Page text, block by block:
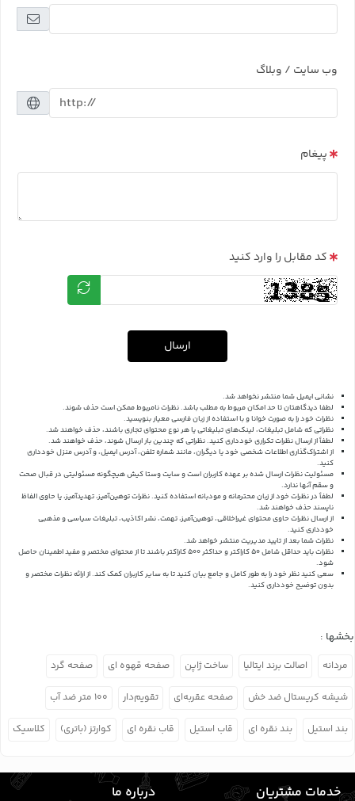
وب سایت / وبلاگ
پیغام
کد مقابل را وارد کنید
ارسال
نشانی ایمیل شما منتشر نخواهد شد.
لطفا دیدگاهتان تا حد امکان مربوط به مطلب باشد. نظرات نامربوط ممکن است حذف شوند.
نظرات خود را به صورت خوانا و با استفاده از زبان فارسی معیار بنویسید.
نظراتی که شامل تبلیغات، لینک‌های تبلیغاتی یا هر نوع محتوای تجاری باشند، حذف خواهند شد.
لطفاً از ارسال نظرات تکراری خودداری کنید. نظراتی که چندین بار ارسال شوند، حذف خواهند شد.
از اشتراک‌گذاری اطلاعات شخصی خود یا دیگران، مانند شماره تلفن، آدرس ایمیل، و آدرس منزل خودداری
کنید.
مسئولیت نظرات ارسال شده بر عهده کاربران است و سایت وستا کیش هیچگونه مسئولیتی در قبال صحت
و سقم آنها ندارد.
لطفاً در نظرات خود از زبان محترمانه و مودبانه استفاده کنید. نظرات توهین‌آمیز، تهدیدآمیز، یا حاوی الفاظ
ناپسند حذف خواهند شد.
از ارسال نظرات حاوی محتوای غیراخلاقی، توهین‌آمیز، تهمت، نشر اکاذیب، تبلیغات سیاسی و مذهبی
خودداری کنید.
نظرات شما بعد از تایید مدیریت منتشر خواهد شد.
نظرات باید حداقل شامل 50 کاراکتر و حداکثر 500 کاراکتر باشند تا از محتوای مختصر و مفید اطمینان حاصل
شود.
سعی کنید نظر خود را به طور کامل و جامع بیان کنید تا به سایر کاربران کمک کند.از ارائه نظرات مختصر و
بدون توضیح خودداری کنید.
بخشها :
مردانه اصالت برند ایتالیا ساخت ژاپن صفحه قهوه ای صفحه گرد
شیشه کریستال ضد خش صفحه عقربه‌ای تقویم‌دار ۱۰۰ متر ضد آب
بند استیل بند نقره ای قاب استیل قاب نقره ای کوارتز (باتری) کلاسیک
خدمات مشتریان درباره ما